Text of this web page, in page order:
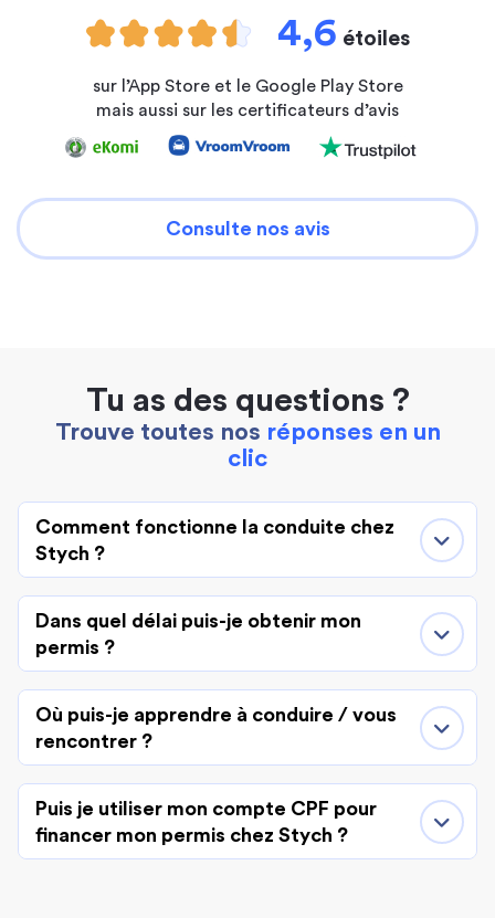
4,6 étoiles
sur l’App Store et le Google Play Store
mais aussi sur les certificateurs d’avis
Consulte nos avis
Tu as des questions ?
Trouve toutes nos réponses en un
clic
Comment fonctionne la conduite chez
Stych ?
Dans quel délai puis-je obtenir mon
permis ?
Où puis-je apprendre à conduire / vous
rencontrer ?
Puis je utiliser mon compte CPF pour
financer mon permis chez Stych ?